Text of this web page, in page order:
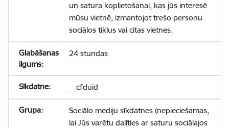
un satura koplietošanai, kas jūs interesē
mūsu vietnē, izmantojot trešo personu
sociālos tīklus vai citas vietnes.
24 stundas
__cfduid
Sociālo mediju sīkdatnes (nepieciešamas,
lai Jūs varētu dalīties ar saturu sociālajos